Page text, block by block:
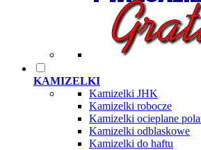
KAMIZELKI
Kamizelki JHK
Kamizelki robocze
Kamizelki ocieplane
Kamizelki odblaskowe
Kamizelki do haftu